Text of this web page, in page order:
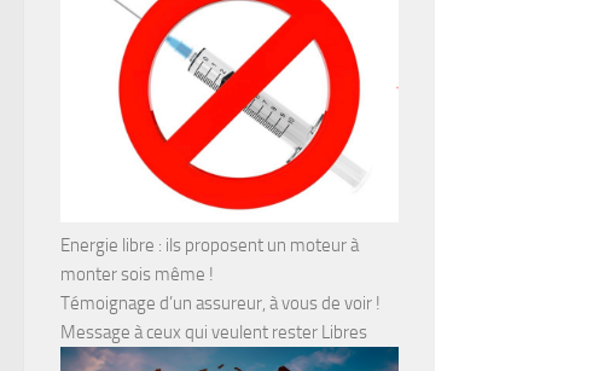
Energie libre : ils proposent un moteur à
monter sois même !
Témoignage d’un assureur, à vous de voir !
Message à ceux qui veulent rester Libres